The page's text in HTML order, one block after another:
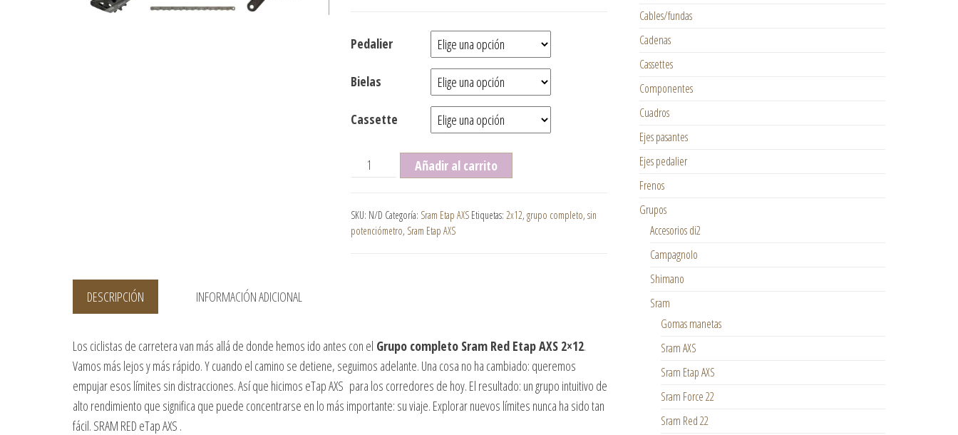
Pedalier
Bielas
Cassette
Grupo completo Sram Red Etap AXS 2x12 (sin potenciómetro) cantidad
Añadir al carrito
SKU: N/D Categoría: Sram Etap AXS Etiquetas: 2x12, grupo completo, sin
potenciómetro, Sram Etap AXS
DESCRIPCIÓN INFORMACIÓN ADICIONAL
Los ciclistas de carretera van más allá de donde hemos ido antes con el Grupo completo Sram Red Etap AXS 2×12.
Vamos más lejos y más rápido. Y cuando el camino se detiene, seguimos adelante. Una cosa no ha cambiado: queremos
empujar esos límites sin distracciones. Así que hicimos eTap AXS para los corredores de hoy. El resultado: un grupo intuitivo de
alto rendimiento que significa que puede concentrarse en lo más importante: su viaje. Explorar nuevos límites nunca ha sido tan
fácil. SRAM RED eTap AXS .
Cables/fundas
Cadenas
Cassettes
Componentes
Cuadros
Ejes pasantes
Ejes pedalier
Frenos
Grupos
Accesorios di2
Campagnolo
Shimano
Sram
Gomas manetas
Sram AXS
Sram Etap AXS
Sram Force 22
Sram Red 22